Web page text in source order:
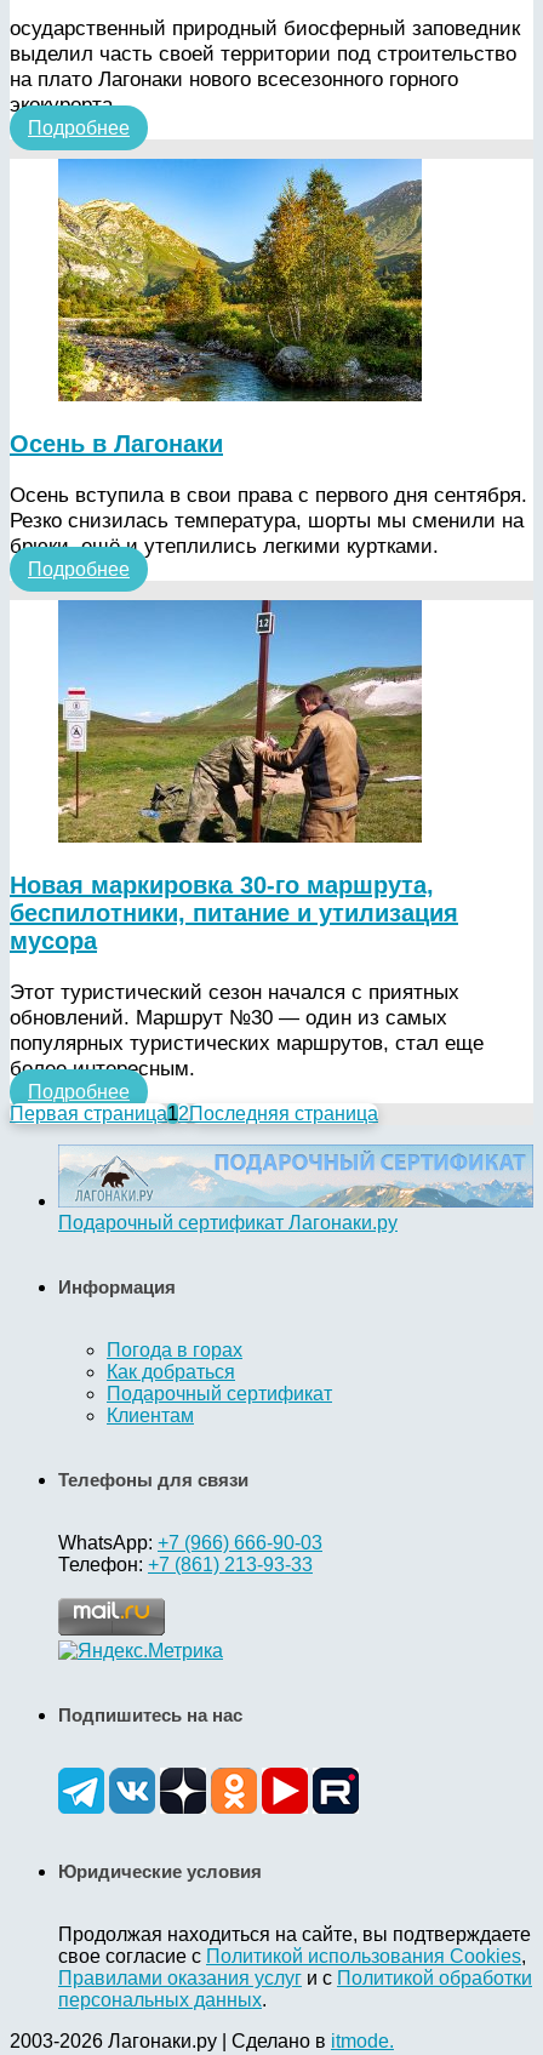
осударственный природный биосферный заповедник
выделил часть своей территории под строительство
на плато Лагонаки нового всесезонного горного
экокурорта.
Подробнее
Осень в Лагонаки
Осень вступила в свои права с первого дня сентября.
Резко снизилась температура, шорты мы сменили на
брюки, ещё и утеплились легкими куртками.
Подробнее
Новая маркировка 30-го маршрута,
беспилотники, питание и утилизация
мусора
Этот туристический сезон начался с приятных
обновлений. Маршрут №30 — один из самых
популярных туристических маршрутов, стал еще
более интересным.
Подробнее
Первая страница12Последняя страница
Подарочный сертификат Лагонаки.ру
Информация
Погода в горах
Как добраться
Подарочный сертификат
Клиентам
Телефоны для связи
WhatsApp: +7 (966) 666-90-03
Телефон: +7 (861) 213-93-33
Подпишитесь на нас
Юридические условия
Продолжая находиться на сайте, вы подтверждаете
свое согласие с Политикой использования Cookies,
Правилами оказания услуг и с Политикой обработки
персональных данных.
2003-2026 Лагонаки.ру | Сделано в itmode.